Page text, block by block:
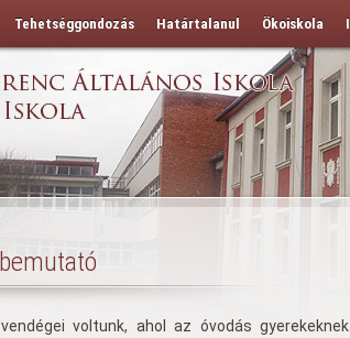
Tehetséggondozás Határtalanul Ökoiskola
voltunk, ahol az óvodás gyerekeknek